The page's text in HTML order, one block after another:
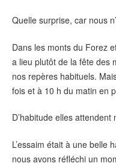
Quelle surprise, car nous
Dans les monts du Forez
a lieu plutôt de la fête des
nos repères habituels.
fois et à 10 h du matin en
D’habitude elles attendent
L’essaim était à une belle
nous avons réfléchi un